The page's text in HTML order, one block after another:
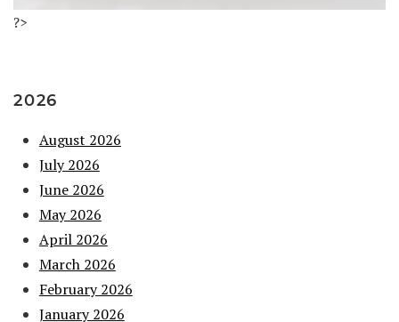
?>
2026
August 2026
July 2026
June 2026
May 2026
April 2026
March 2026
February 2026
January 2026